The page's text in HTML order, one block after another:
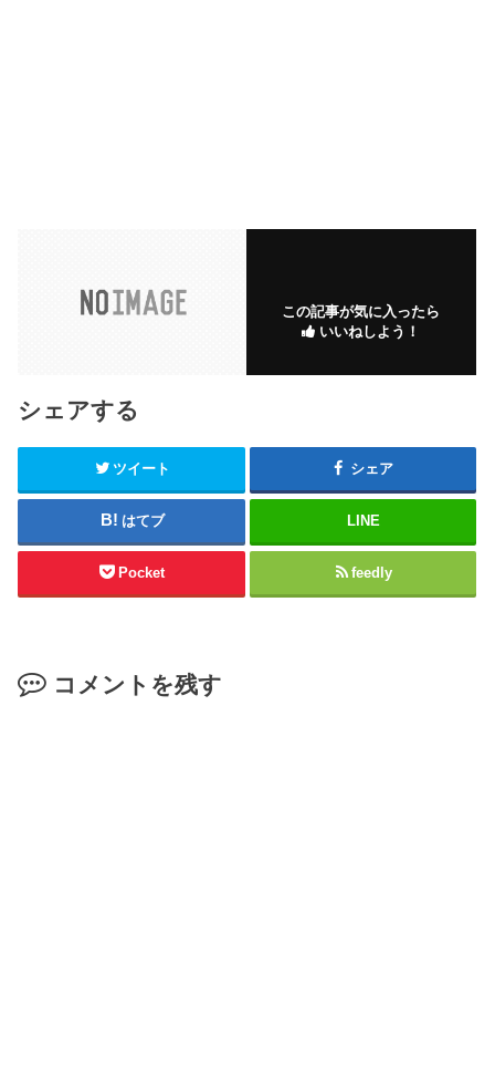
この記事が気に入ったら
いいねしよう！
シェアする
ツイート シェア
はてブ LINE
Pocket feedly
コメントを残す